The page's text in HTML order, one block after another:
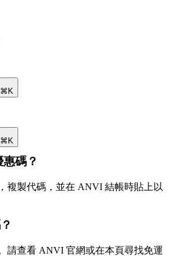
⌘K
⌘K
碼？
複製代碼，並在 ANVI 結帳時貼上以
請查看 ANVI 官網或在本頁尋找免運